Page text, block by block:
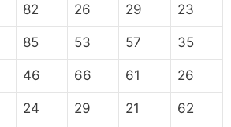
82 26 29 23
85 53 57 35
46 66 61 26
24 29 21 62